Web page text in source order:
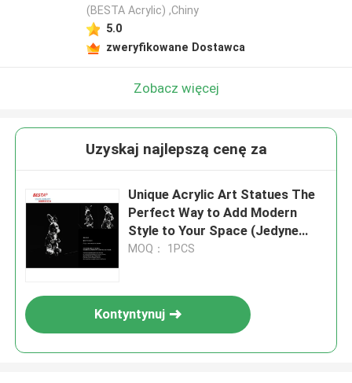
(BESTA Acrylic) ,Chiny
5.0
zweryfikowane Dostawca
Zobacz więcej
Uzyskaj najlepszą cenę za
Unique Acrylic Art Statues The
Perfect Way to Add Modern
Style to Your Space (Jedyne
statuetki akrylowe)
MOQ： 1PCS
Kontyntynuj